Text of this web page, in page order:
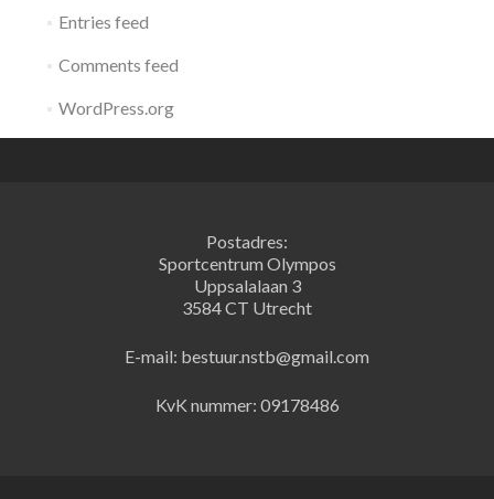
Entries feed
Comments feed
WordPress.org
Postadres:
Sportcentrum Olympos
Uppsalalaan 3
3584 CT Utrecht
E-mail: bestuur.nstb@gmail.com
KvK nummer: 09178486